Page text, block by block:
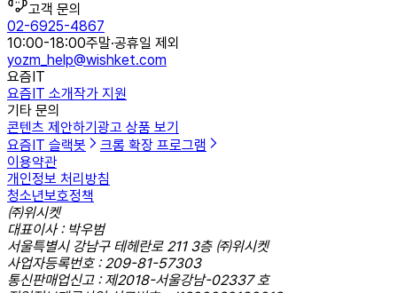
고객 문의
02-6925-4867
10:00-18:00주말·공휴일 제외
yozm_help@wishket.com
요즘IT
요즘IT 소개작가 지원
기타 문의
콘텐츠 제안하기 광고 상품 보기
요즘IT 슬랙봇
크롬 확장 프로그램
이용약관
개인정보 처리방침
청소년보호정책
㈜위시켓
대표이사 : 박우범
서울특별시 강남구 테헤란로 211 3층 ㈜위시켓
사업자등록번호 : 209-81-57303
통신판매업신고 : 제2018-서울강남-02337 호